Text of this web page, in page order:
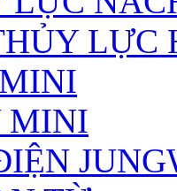
LỰC
MINI